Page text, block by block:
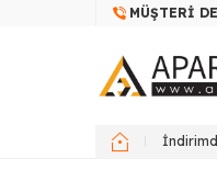
MÜŞTERI